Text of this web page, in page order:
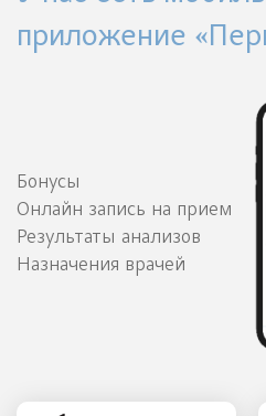
приложение
Бонусы
Онлайн запись на прием
Результаты анализов
Назначения врачей